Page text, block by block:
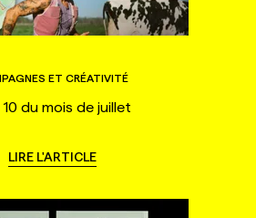
ET CRÉATIVITÉ
10 du mois de juillet
LIRE L'ARTICLE